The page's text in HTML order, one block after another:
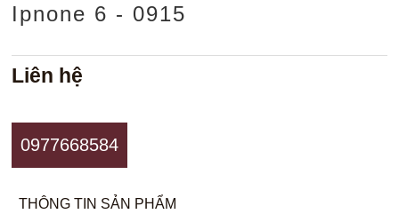
Ipnone 6 - 0915
Liên hệ
0977668584
THÔNG TIN SẢN PHẨM